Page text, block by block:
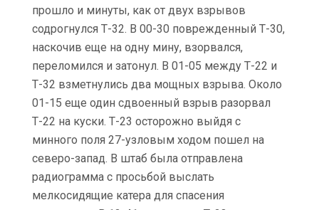
прошло и минуты, как от двух взрывов
содрогнулся Т-32. В 00-30 поврежденный Т-30,
наскочив еще на одну мину, взорвался,
переломился и затонул. В 01-05 между Т-22 и
Т-32 взметнулись два мощных взрыва. Около
01-15 еще один сдвоенный взрыв разорвал
Т-22 на куски. Т-23 осторожно выйдя с
минного поля 27-узловым ходом пошел на
северо-запад. В штаб была отправлена
радиограмма с просьбой выслать
мелкосидящие катера для спасения